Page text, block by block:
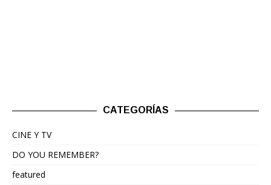
CATEGORÍAS
CINE Y TV
DO YOU REMEMBER?
featured